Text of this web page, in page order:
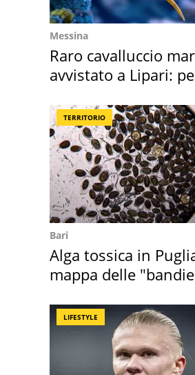
Messina
Raro cavalluccio
avvistato a Lipari:
TERRITORIO
Bari
Alga tossica in
mappa delle
LIFESTYLE